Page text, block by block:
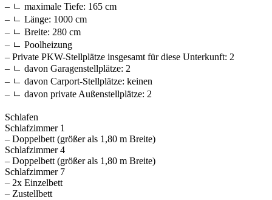
– ㄴ maximale Tiefe: 165 cm
– ㄴ Länge: 1000 cm
– ㄴ Breite: 280 cm
– ㄴ Poolheizung
– Private PKW-Stellplätze insgesamt für diese Unterkunft: 2
– ㄴ davon Garagenstellplätze: 2
– ㄴ davon Carport-Stellplätze: keinen
– ㄴ davon private Außen­stellplätze: 2
Schlafen
Schlafzimmer 1
– Doppelbett (größer als 1,80 m Breite)
Schlafzimmer 4
– Doppelbett (größer als 1,80 m Breite)
Schlafzimmer 7
– 2x Einzelbett
– Zustellbett